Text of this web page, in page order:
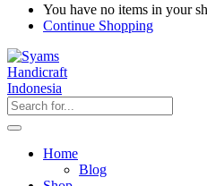
You have no items in your
Continue Shopping
Home
Blog